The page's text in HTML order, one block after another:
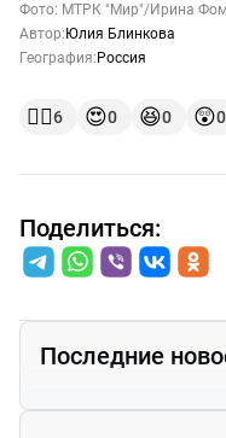
Фото: МТРК "Мир"/Ирина
Автор: Юлия Блинкова
География: Россия
👍🏻6 😍0 😆0 😲0
Поделиться:
Последние